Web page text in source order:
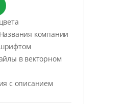
компании
в векторном
с описанием